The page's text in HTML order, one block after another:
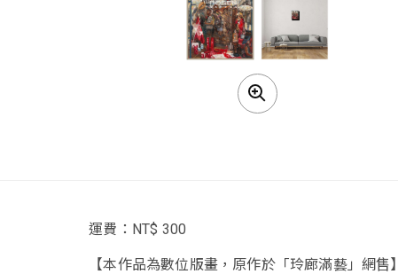
運費：NT$ 300
【本作品為數位版畫，原作於「玲廊滿藝」網售】